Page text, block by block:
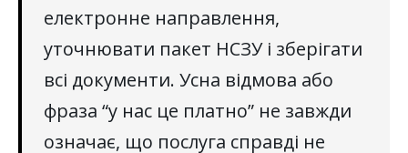
електронне направлення,
уточнювати пакет НСЗУ і зберігати
всі документи. Усна відмова або
фраза “у нас це платно” не завжди
означає, що послуга справді не